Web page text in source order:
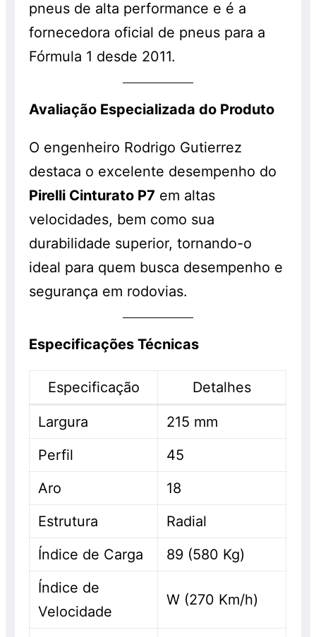
pneus de alta performance e é a
fornecedora oficial de pneus para a
Fórmula 1 desde 2011.
Avaliação Especializada do Produto
O engenheiro Rodrigo Gutierrez
destaca o excelente desempenho do
Pirelli Cinturato P7 em altas
velocidades, bem como sua
durabilidade superior, tornando-o
ideal para quem busca desempenho e
segurança em rodovias.
Especificações Técnicas
Especificação Detalhes
Largura
215 mm
Perfil
45
Aro
18
Estrutura
Radial
Índice de Carga
89 (580 Kg)
Índice de
Velocidade
W (270 Km/h)